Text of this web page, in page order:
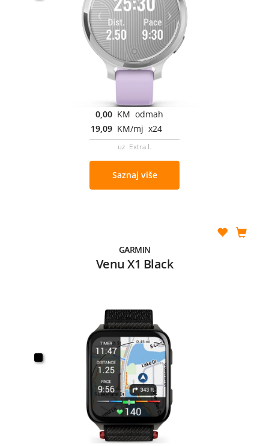
0,00 KM odmah
19,09 KM/mj x24
uz Extra L
Saznaj više
GARMIN
Venu X1 Black